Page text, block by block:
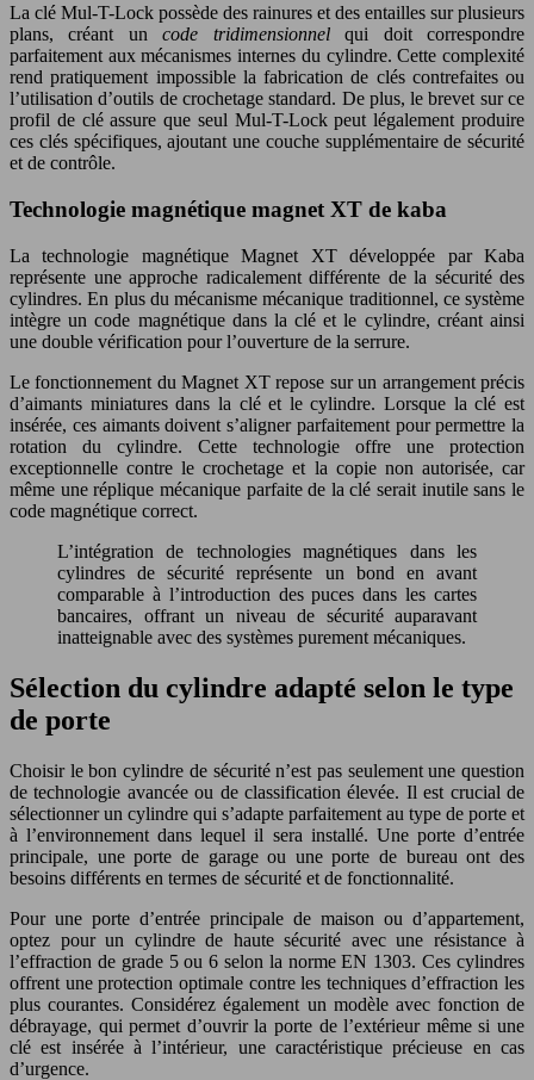
La clé Mul-T-Lock possède des rainures et des entailles sur plusieurs
plans, créant uncode tridimensionnelqui doit correspondre
parfaitement aux mécanismes internes du cylindre. Cette complexité
rend pratiquement impossible la fabrication de clés contrefaites ou
l’utilisation d’outils de crochetage standard. De plus, le brevet sur ce
profil de clé assure que seul Mul-T-Lock peut légalement produire
ces clés spécifiques, ajoutant une couche supplémentaire de sécurité
et de contrôle.
Technologie magnétique magnet XT de kaba
La technologie magnétique Magnet XT développée par Kaba
représente une approche radicalement différente de la sécurité des
cylindres. En plus du mécanisme mécanique traditionnel, ce système
intègre un code magnétique dans la clé et le cylindre, créant ainsi
une double vérification pour l’ouverture de la serrure.
Le fonctionnement du Magnet XT repose sur un arrangement précis
d’aimants miniatures dans la clé et le cylindre. Lorsque la clé est
insérée, ces aimants doivent s’aligner parfaitement pour permettre la
rotation du cylindre. Cette technologie offre une protection
exceptionnelle contre le crochetage et la copie non autorisée, car
même une réplique mécanique parfaite de la clé serait inutile sans le
code magnétique correct.
L’intégration de technologies magnétiques dans les
cylindres de sécurité représente un bond en avant
comparable à l’introduction des puces dans les cartes
bancaires, offrant un niveau de sécurité auparavant
inatteignable avec des systèmes purement mécaniques.
Sélection du cylindre adapté selon le type
de porte
Choisir le bon cylindre de sécurité n’est pas seulement une question
de technologie avancée ou de classification élevée. Il est crucial de
sélectionner un cylindre qui s’adapte parfaitement au type de porte et
à l’environnement dans lequel il sera installé. Une porte d’entrée
principale, une porte de garage ou une porte de bureau ont des
besoins différents en termes de sécurité et de fonctionnalité.
Pour une porte d’entrée principale de maison ou d’appartement,
optez pour un cylindre de haute sécurité avec une résistance à
l’effraction de grade 5 ou 6 selon la norme EN 1303. Ces cylindres
offrent une protection optimale contre les techniques d’effraction les
plus courantes. Considérez également un modèle avec fonction de
débrayage, qui permet d’ouvrir la porte de l’extérieur même si une
clé est insérée à l’intérieur, une caractéristique précieuse en cas
d’urgence.